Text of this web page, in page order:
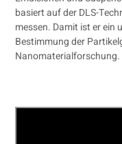
basiert auf der DLS-
messen. Damit ist er ein
Bestimmung der
Nanomaterialforschung.